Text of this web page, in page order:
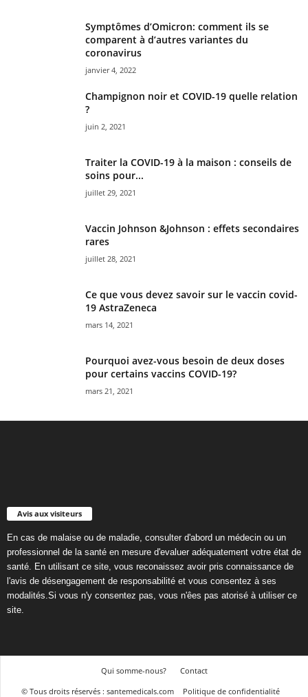
Symptômes d’Omicron: comment ils se
comparent à d’autres variantes du
coronavirus
janvier 4, 2022
Champignon noir et COVID-19 quelle relation
?
juin 2, 2021
Traiter la COVID-19 à la maison : conseils de
soins pour...
juillet 29, 2021
Vaccin Johnson &Johnson : effets secondaires
rares
juillet 28, 2021
Ce que vous devez savoir sur le vaccin covid-
19 AstraZeneca
mars 14, 2021
Pourquoi avez-vous besoin de deux doses
pour certains vaccins COVID-19?
mars 21, 2021
Avis aux visiteurs
En cas de malaise ou de maladie, consulter d'abord un médecin ou un
professionnel de la santé en mesure d'evaluer adéquatement votre état de
santé. En utilisant ce site, vous reconaissez avoir pris connaissance de
l'avis de désengagement de responsabilité et vous consentez à ses
modalités.Si vous n'y consentez pas, vous n'êes pas atorisé à utiliser ce
site.
Qui somme-nous?
Contact
© Tous droits réservés : santemedicals.com
Politique de confidentialité